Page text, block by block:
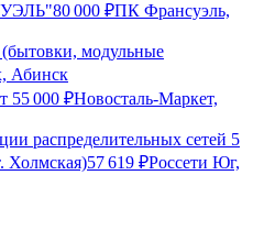
80 000 ₽ПК Франсуэль,
модульные
Абинск
55 000 ₽Новосталь-Маркет,
распределительных сетей 5
Холмская)57 619 ₽Россети Юг,